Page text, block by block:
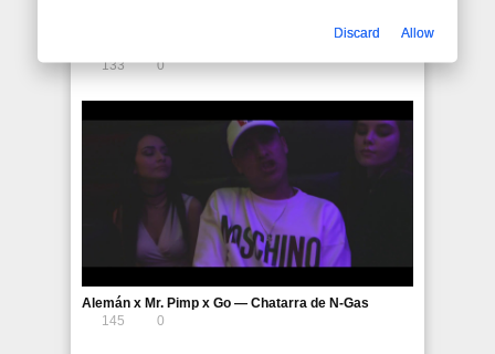
133
0
Alemán x Mr. Pimp x Go — Chatarra de N-Gas
145
0
Discard Allow